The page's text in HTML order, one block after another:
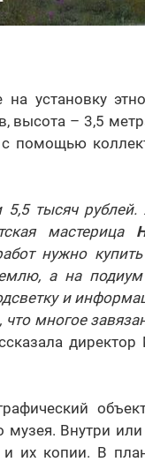
установку
– 3,5
помощью
тысяч рублей.
мастерица
нужно
а на
и
многое
музея. Внутри
их копии. В